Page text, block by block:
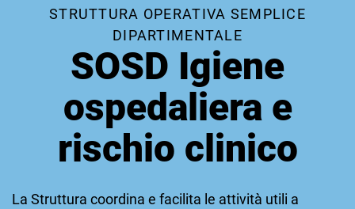
STRUTTURA OPERATIVA SEMPLICE
DIPARTIMENTALE
SOSD Igiene
ospedaliera e
rischio clinico
La Struttura coordina e facilita le attività utili a